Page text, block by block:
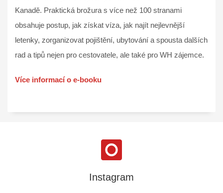
Kanadě. Praktická brožura s více než 100 stranami
obsahuje postup, jak získat víza, jak najít nejlevnější
letenky, zorganizovat pojištění, ubytování a spousta dalších
rad a tipů nejen pro cestovatele, ale také pro WH zájemce.
Více informací o e-booku
Instagram